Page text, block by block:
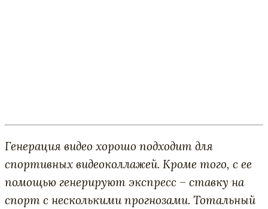
Генерация видео хорошо подходит для
спортивных видеоколлажей. Кроме того, с ее
помощью генерируют экспресс – ставку на
спорт с несколькими прогнозами. Тотальный